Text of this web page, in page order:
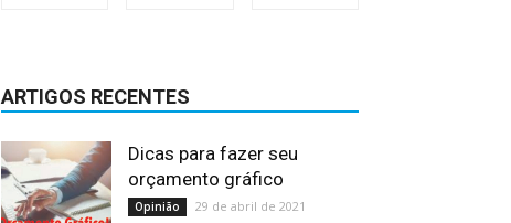
ARTIGOS RECENTES
Dicas para fazer seu
orçamento gráfico
Opinião 29 de abril de 2021